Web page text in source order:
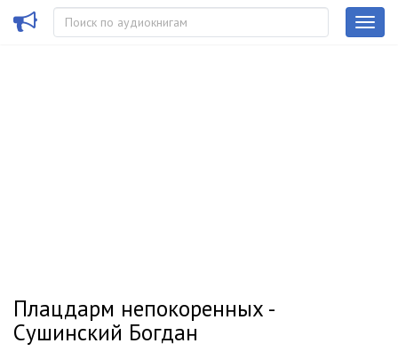
Плацдарм непокоренных -
Сушинский Богдан